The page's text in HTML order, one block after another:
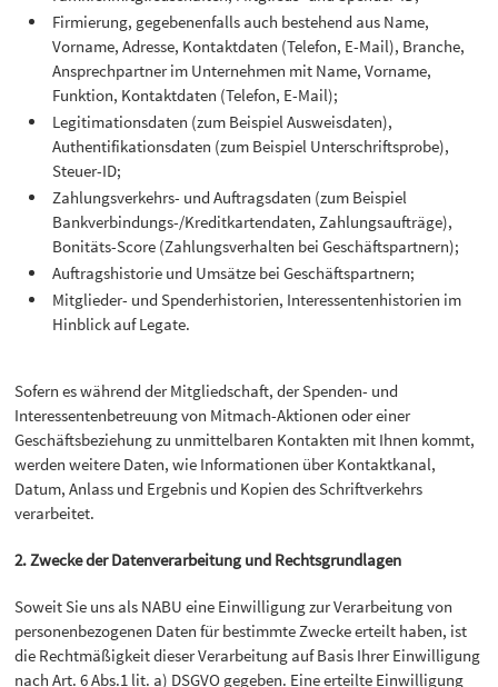
Firmierung, gegebenenfalls auch bestehend aus Name,
Vorname, Adresse, Kontaktdaten (Telefon, E-Mail), Branche,
Ansprechpartner im Unternehmen mit Name, Vorname,
Funktion, Kontaktdaten (Telefon, E-Mail);
Legitimationsdaten (zum Beispiel Ausweisdaten),
Authentifikationsdaten (zum Beispiel Unterschriftsprobe),
Steuer-ID;
Zahlungsverkehrs- und Auftragsdaten (zum Beispiel
Bankverbindungs-/Kreditkartendaten, Zahlungsaufträge),
Bonitäts-Score (Zahlungsverhalten bei Geschäftspartnern);
Auftragshistorie und Umsätze bei Geschäftspartnern;
Mitglieder- und Spenderhistorien, Interessentenhistorien im
Hinblick auf Legate.
Sofern es während der Mitgliedschaft, der Spenden- und
Interessentenbetreuung von Mitmach-Aktionen oder einer
Geschäftsbeziehung zu unmittelbaren Kontakten mit Ihnen kommt,
werden weitere Daten, wie Informationen über Kontaktkanal,
Datum, Anlass und Ergebnis und Kopien des Schriftverkehrs
verarbeitet.
2. Zwecke der Datenverarbeitung und Rechtsgrundlagen
Soweit Sie uns als NABU eine Einwilligung zur Verarbeitung von
personenbezogenen Daten für bestimmte Zwecke erteilt haben, ist
die Rechtmäßigkeit dieser Verarbeitung auf Basis Ihrer Einwilligung
nach Art. 6 Abs.1 lit. a) DSGVO gegeben. Eine erteilte Einwilligung